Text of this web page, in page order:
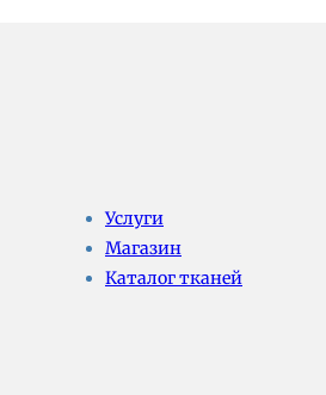
Услуги
Магазин
Каталог тканей